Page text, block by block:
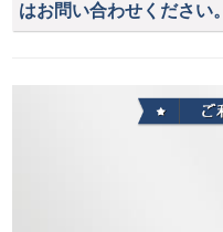
はお問い合わせください。